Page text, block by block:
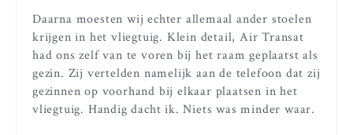
Daarna moesten wij echter allemaal ander stoelen
krijgen in het vliegtuig. Klein detail, Air Transat
had ons zelf van te voren bij het raam geplaatst als
gezin. Zij vertelden namelijk aan de telefoon dat zij
gezinnen op voorhand bij elkaar plaatsen in het
vliegtuig. Handig dacht ik. Niets was minder waar.